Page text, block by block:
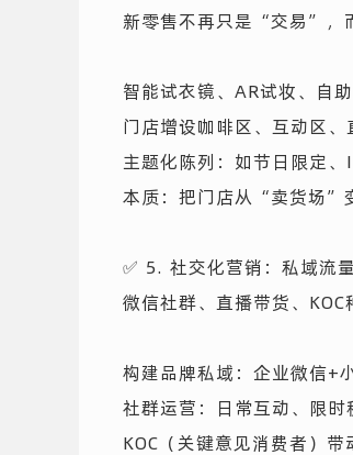
新零售不再只是“交易”，
智能试衣镜、AR试妆、自
门店增设咖啡区、互动区、
主题化陈列：如节日限定、
本质：把门店从“卖货场”
✅ 5. 社交化营销：私域流
微信社群、直播带货、
构建品牌私域：企业微信+
社群运营：日常互动、限时
KOC（关键意见消费者）带